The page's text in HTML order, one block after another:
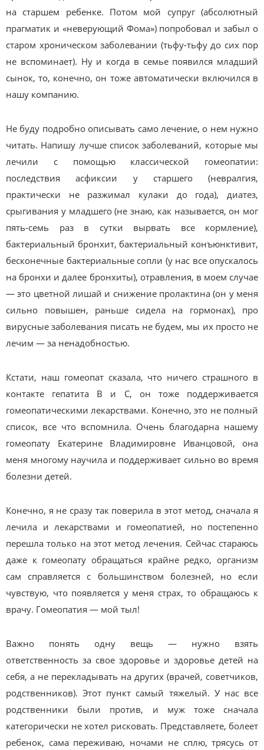
на старшем ребенке. Потом мой супруг (абсолютный
прагматик и «неверующий Фома») попробовал и забыл о
старом хроническом заболевании (тьфу-тьфу до сих пор
не вспоминает). Ну и когда в семье появился младший
сынок, то, конечно, он тоже автоматически включился в
нашу компанию.
Не буду подробно описывать само лечение, о нем нужно
читать. Напишу лучше список заболеваний, которые мы
лечили с помощью классической гомеопатии:
последствия асфиксии у старшего (невралгия,
практически не разжимал кулаки до года), диатез,
срыгивания у младшего (не знаю, как называется, он мог
пять-семь раз в сутки вырвать все кормление),
бактериальный бронхит, бактериальный конъюнктивит,
бесконечные бактериальные сопли (у нас все опускалось
на бронхи и далее бронхиты), отравления, в моем случае
— это цветной лишай и снижение пролактина (он у меня
сильно повышен, раньше сидела на гормонах), про
вирусные заболевания писать не будем, мы их просто не
лечим — за ненадобностью.
Кстати, наш гомеопат сказала, что ничего страшного в
контакте гепатита В и С, он тоже поддерживается
гомеопатическими лекарствами. Конечно, это не полный
список, все что вспомнила. Очень благодарна нашему
гомеопату Екатерине Владимировне Иванцовой, она
меня многому научила и поддерживает сильно во время
болезни детей.
Конечно, я не сразу так поверила в этот метод, сначала я
лечила и лекарствами и гомеопатией, но постепенно
перешла только на этот метод лечения. Сейчас стараюсь
даже к гомеопату обращаться крайне редко, организм
сам справляется с большинством болезней, но если
чувствую, что появляется у меня страх, то обращаюсь к
врачу. Гомеопатия — мой тыл!
Важно понять одну вещь — нужно взять
ответственность за свое здоровье и здоровье детей на
себя, а не перекладывать на других (врачей, советчиков,
родственников). Этот пункт самый тяжелый. У нас все
родственники были против, и муж тоже сначала
категорически не хотел рисковать. Представляете, болеет
ребенок, сама переживаю, ночами не сплю, трясусь от